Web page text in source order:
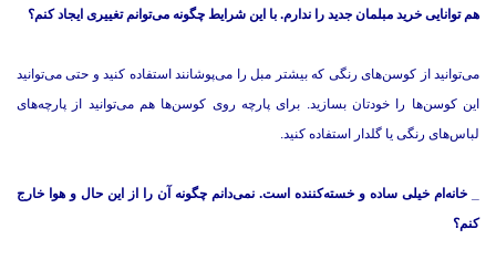
هم توانایی خرید مبلمان جدید را ندارم. با این شرایط چگونه می‌توانم تغییری ایجاد كنم؟
می‌توانید از كوسن‌های رنگی كه بیشتر مبل را می‌پوشانند استفاده كنید و حتی می‌توانید
این كوسن‌ها را خودتان بسازید. برای پارچه روی كوسن‌ها هم می‌توانید از پارچه‌های
لباس‌های رنگی یا گلدار استفاده كنید.
_ خانه‌ام خیلی ساده و خسته‌كننده است. نمی‌دانم چگونه آن را از این حال و هوا خارج
كنم؟